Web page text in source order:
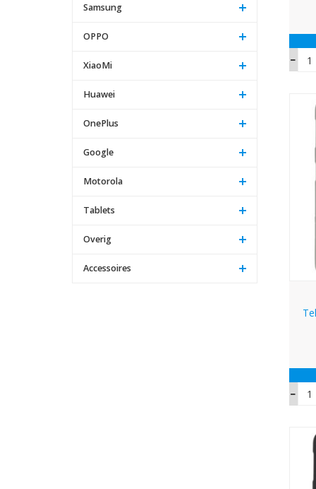
Samsung
OPPO
XiaoMi
Huawei
OnePlus
Google
Motorola
Tablets
Overig
Accessoires